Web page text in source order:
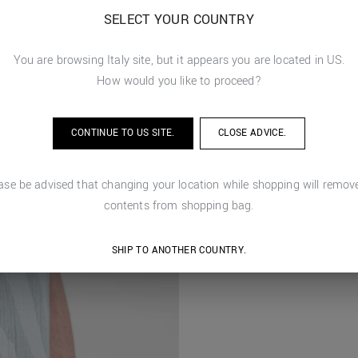
SELECT YOUR COUNTRY
You are browsing Italysite, but it appears you are located in US.
How would you like to proceed?
CONTINUE TO US SITE. CLOSE ADVICE.
be advised that changing your location while shopping will
contents from shopping bag.
SHIP TO ANOTHER COUNTRY.